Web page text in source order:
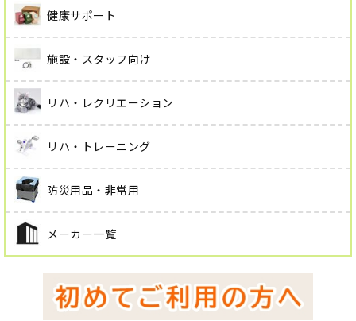
健康サポート
施設・スタッフ向け
リハ・レクリエーション
リハ・トレーニング
防災用品・非常用
メーカー一覧